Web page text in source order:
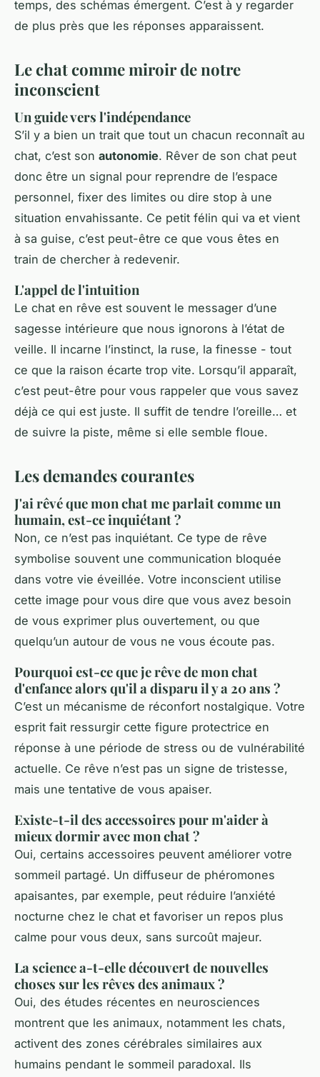
temps, des schémas émergent. C’est à y regarder
de plus près que les réponses apparaissent.
Le chat comme miroir de notre
inconscient
Un guide vers l'indépendance
S’il y a bien un trait que tout un chacun reconnaît au
chat, c’est son autonomie. Rêver de son chat peut
donc être un signal pour reprendre de l’espace
personnel, fixer des limites ou dire stop à une
situation envahissante. Ce petit félin qui va et vient
à sa guise, c’est peut-être ce que vous êtes en
train de chercher à redevenir.
L'appel de l'intuition
Le chat en rêve est souvent le messager d’une
sagesse intérieure que nous ignorons à l’état de
veille. Il incarne l’instinct, la ruse, la finesse - tout
ce que la raison écarte trop vite. Lorsqu’il apparaît,
c’est peut-être pour vous rappeler que vous savez
déjà ce qui est juste. Il suffit de tendre l’oreille… et
de suivre la piste, même si elle semble floue.
Les demandes courantes
J'ai rêvé que mon chat me parlait comme un
humain, est-ce inquiétant ?
Non, ce n’est pas inquiétant. Ce type de rêve
symbolise souvent une communication bloquée
dans votre vie éveillée. Votre inconscient utilise
cette image pour vous dire que vous avez besoin
de vous exprimer plus ouvertement, ou que
quelqu’un autour de vous ne vous écoute pas.
Pourquoi est-ce que je rêve de mon chat
d'enfance alors qu'il a disparu il y a 20 ans ?
C’est un mécanisme de réconfort nostalgique. Votre
esprit fait ressurgir cette figure protectrice en
réponse à une période de stress ou de vulnérabilité
actuelle. Ce rêve n’est pas un signe de tristesse,
mais une tentative de vous apaiser.
Existe-t-il des accessoires pour m'aider à
mieux dormir avec mon chat ?
Oui, certains accessoires peuvent améliorer votre
sommeil partagé. Un diffuseur de phéromones
apaisantes, par exemple, peut réduire l’anxiété
nocturne chez le chat et favoriser un repos plus
calme pour vous deux, sans surcoût majeur.
La science a-t-elle découvert de nouvelles
choses sur les rêves des animaux ?
Oui, des études récentes en neurosciences
montrent que les animaux, notamment les chats,
activent des zones cérébrales similaires aux
humains pendant le sommeil paradoxal. Ils